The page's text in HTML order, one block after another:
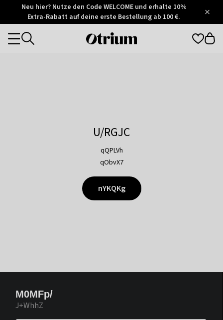
Otrium
Trustpilot
Neu hier? Nutze den Code WELCOME und erhalte 10%
Extra-Rabatt auf deine erste Bestellung ab 100 €.
Otrium
Categories
U/RGJC
qQPLVh
qObvX7
nYKQKg
M0MFp/
J+WhhZ